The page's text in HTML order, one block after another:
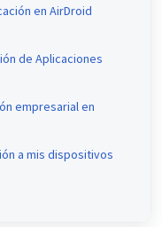
en AirDroid
de Aplicaciones
empresarial en
a mis dispositivos